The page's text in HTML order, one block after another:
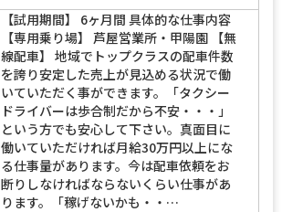
【試用期間】 6ヶ月間 具体的な仕事内容
【専用乗り場】 芦屋営業所・甲陽園 【無
線配車】 地域でトップクラスの配車件数
を誇り安定した売上が見込める状況で働
いていただく事ができます。「タクシー
ドライバーは歩合制だから不安・・・」
という方でも安心して下さい。真面目に
働いていただければ月給30万円以上にな
る仕事量があります。今は配車依頼をお
断りしなければならないくらい仕事があ
ります。「稼げないかも・・…